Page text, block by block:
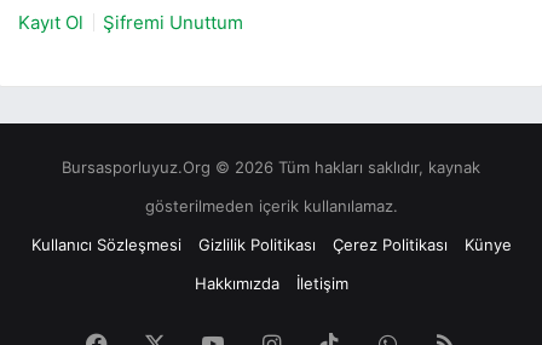
Kayıt Ol Şifremi Unuttum
Bursasporluyuz.Org © 2026 Tüm hakları saklıdır, kaynak
gösterilmeden içerik kullanılamaz.
Kullanıcı Sözleşmesi
Gizlilik Politikası Çerez Politikası
Künye
Hakkımızda
İletişim